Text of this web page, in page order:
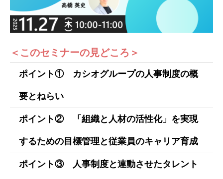
＜このセミナーの見どころ＞
ポイント① カシオグループの人事制度の概
要とねらい
ポイント② 「組織と人材の活性化」を実現
するための目標管理と従業員のキャリア育成
ポイント③ 人事制度と連動させたタレント